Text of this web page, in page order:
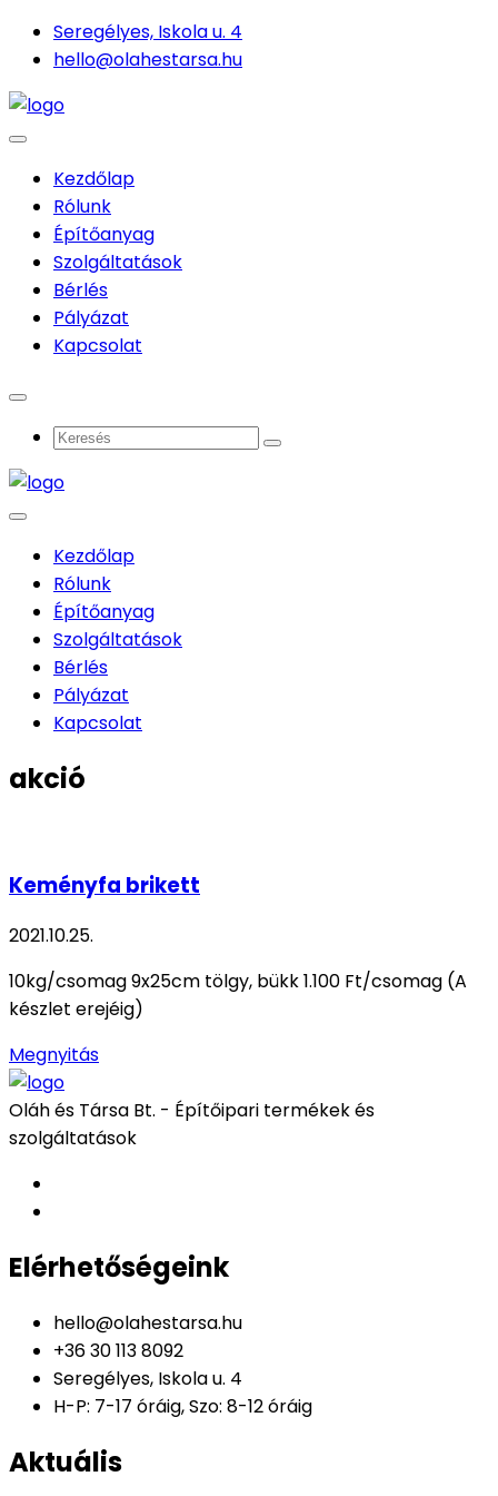
Seregélyes, Iskola u. 4
hello@olahestarsa.hu
Kezdőlap
Rólunk
Építőanyag
Szolgáltatások
Bérlés
Pályázat
Kapcsolat
Kezdőlap
Rólunk
Építőanyag
Szolgáltatások
Bérlés
Pályázat
Kapcsolat
akció
Keményfa brikett
2021.10.25.
10kg/csomag 9x25cm tölgy, bükk 1.100 Ft/csomag (A
készlet erejéig)
Megnyitás
Oláh és Társa Bt. - Építőipari termékek és
szolgáltatások
Elérhetőségeink
hello@olahestarsa.hu
+36 30 113 8092
Seregélyes, Iskola u. 4
H-P: 7-17 óráig, Szo: 8-12 óráig
Aktuális